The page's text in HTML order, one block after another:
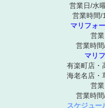
営業日/水
営業時間
マリフォ
営
営業時
マリ
有楽町店・
海老名店・
営
営業時
スケジュー